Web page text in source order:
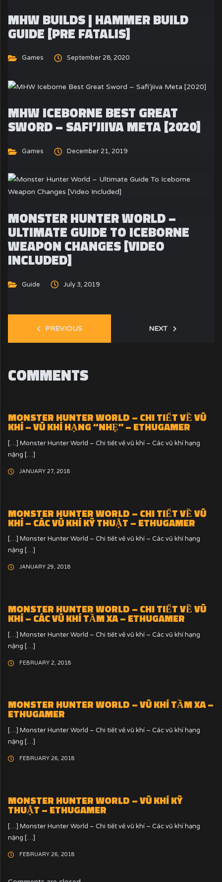
MHW BUILDS | HAMMER BUILD
GUIDE [PRE FATALIS]
Games September 28, 2020
MHW ICEBORNE BEST GREAT
SWORD – SAFI’JIIVA META [2020]
Games December 21, 2019
MONSTER HUNTER WORLD –
ULTIMATE GUIDE TO ICEBORNE
WEAPON CHANGES [VIDEO
INCLUDED]
Guide July 3, 2019
PREVIOUS NEXT
COMMENTS
MONSTER HUNTER WORLD – CHI TIẾT VỀ VŨ
KHÍ – VŨ KHÍ HẠNG “NHẸ” – ETHUGAMER
[…] Monster Hunter World – Chi tiết về vũ khí – Các vũ khí hạng
nặng […]
JANUARY 27, 2018
MONSTER HUNTER WORLD – CHI TIẾT VỀ VŨ
KHÍ – CÁC VŨ KHÍ KỸ THUẬT – ETHUGAMER
[…] Monster Hunter World – Chi tiết về vũ khí – Các vũ khí hạng
nặng […]
JANUARY 29, 2018
MONSTER HUNTER WORLD – CHI TIẾT VỀ VŨ
KHÍ – CÁC VŨ KHÍ TẦM XA – ETHUGAMER
[…] Monster Hunter World – Chi tiết về vũ khí – Các vũ khí hạng
nặng […]
FEBRUARY 2, 2018
MONSTER HUNTER WORLD – VŨ KHÍ TẦM XA –
ETHUGAMER
[…] Monster Hunter World – Chi tiết về vũ khí – Các vũ khí hạng
nặng […]
FEBRUARY 26, 2018
MONSTER HUNTER WORLD – VŨ KHÍ KỸ
THUẬT – ETHUGAMER
[…] Monster Hunter World – Chi tiết về vũ khí – Các vũ khí hạng
nặng […]
FEBRUARY 26, 2018